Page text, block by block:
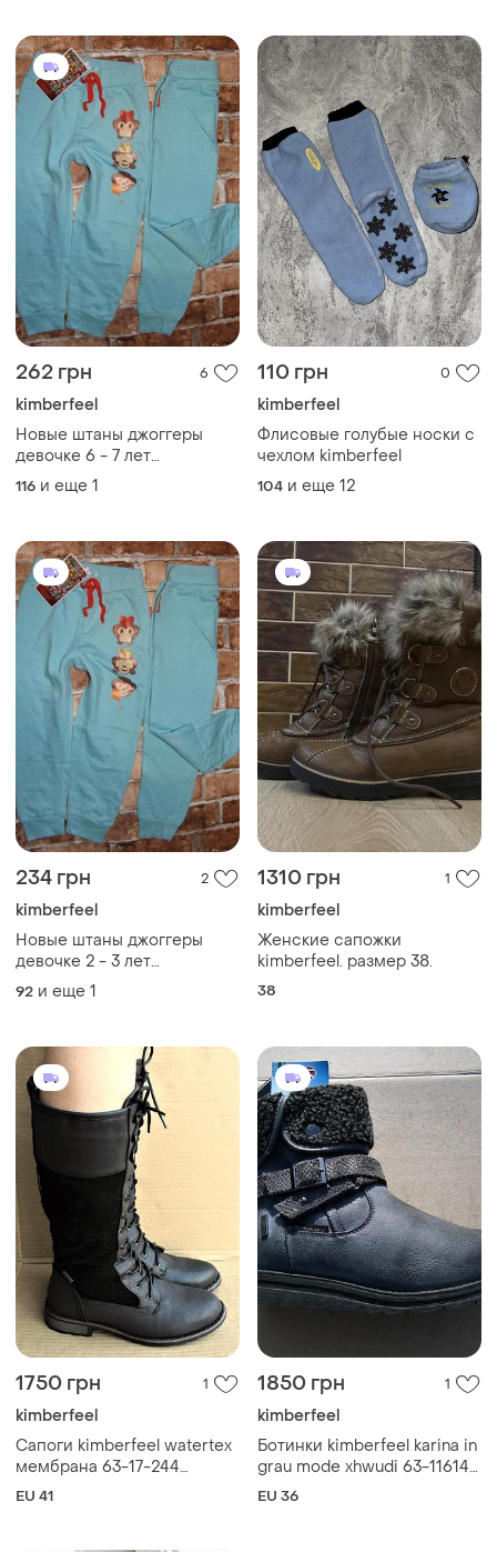
262 грн 6
kimberfeel
Новые штаны джоггеры
девочке 6 - 7 лет
спортивные
116 и еще 1
110 грн 0
kimberfeel
Флисовые голубые носки с
чехлом kimberfeel
104 и еще 12
234 грн 2
kimberfeel
Новые штаны джоггеры
девочке 2 - 3 лет
спортивные
92 и еще 1
1310 грн 1
kimberfeel
Женские сапожки
kimberfeel. размер 38.
38
1750 грн 1
kimberfeel
Сапоги kimberfeel watertex
мембрана 63-17-244
оригинал р.41 новые
EU 41
1850 грн 1
kimberfeel
Ботинки kimberfeel karina in
grau mode xhwudi 63-11614
оригинал мембрана
EU 36